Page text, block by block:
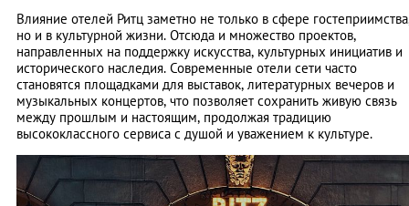
Влияние отелей Ритц заметно не только в сфере
но и в культурной жизни. Отсюда и множество проектов,
направленных на поддержку искусства, культурных инициатив и
исторического наследия. Современные отели сети часто
становятся площадками для выставок, литературных вечеров и
музыкальных концертов, что позволяет сохранить живую связь
между прошлым и настоящим, продолжая традицию
высококлассного сервиса с душой и уважением к культуре.